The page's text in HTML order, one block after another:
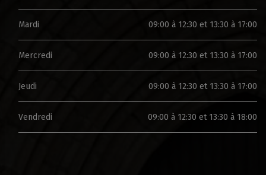
Mardi 09:00 à 12:30 et 13:30 à 17:00
Mercredi 09:00 à 12:30 et 13:30 à 17:00
Jeudi 09:00 à 12:30 et 13:30 à 17:00
Vendredi 09:00 à 12:30 et 13:30 à 18:00